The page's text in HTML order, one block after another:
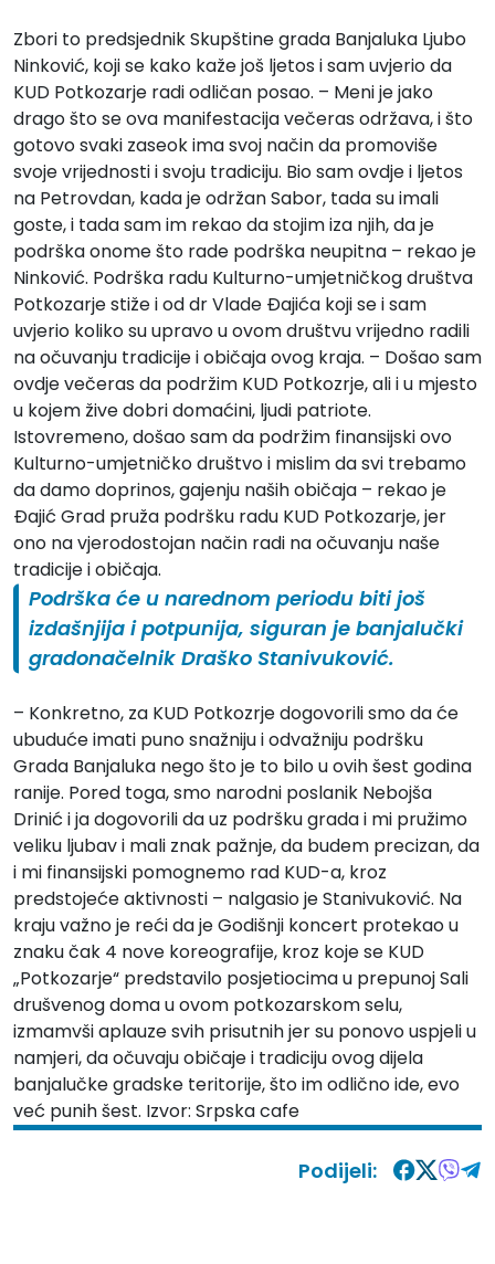
Zbori to predsjednik Skupštine grada Banjaluka Ljubo
Ninković, koji se kako kaže još ljetos i sam uvjerio da
KUD Potkozarje radi odličan posao. – Meni je jako
drago što se ova manifestacija večeras održava, i što
gotovo svaki zaseok ima svoj način da promoviše
svoje vrijednosti i svoju tradiciju. Bio sam ovdje i ljetos
na Petrovdan, kada je održan Sabor, tada su imali
goste, i tada sam im rekao da stojim iza njih, da je
podrška onome što rade podrška neupitna – rekao je
Ninković. Podrška radu Kulturno-umjetničkog društva
Potkozarje stiže i od dr Vlade Đajića koji se i sam
uvjerio koliko su upravo u ovom društvu vrijedno radili
na očuvanju tradicije i običaja ovog kraja. – Došao sam
ovdje večeras da podržim KUD Potkozrje, ali i u mjesto
u kojem žive dobri domaćini, ljudi patriote.
Istovremeno, došao sam da podržim finansijski ovo
Kulturno-umjetničko društvo i mislim da svi trebamo
da damo doprinos, gajenju naših običaja – rekao je
Đajić Grad pruža podršku radu KUD Potkozarje, jer
ono na vjerodostojan način radi na očuvanju naše
tradicije i običaja.
Podrška će u narednom periodu biti još
izdašnjija i potpunija, siguran je banjalučki
gradonačelnik Draško Stanivuković.
– Konkretno, za KUD Potkozrje dogovorili smo da će
ubuduće imati puno snažniju i odvažniju podršku
Grada Banjaluka nego što je to bilo u ovih šest godina
ranije. Pored toga, smo narodni poslanik Nebojša
Drinić i ja dogovorili da uz podršku grada i mi pružimo
veliku ljubav i mali znak pažnje, da budem precizan, da
i mi finansijski pomognemo rad KUD-a, kroz
predstojeće aktivnosti – nalgasio je Stanivuković. Na
kraju važno je reći da je Godišnji koncert protekao u
znaku čak 4 nove koreografije, kroz koje se KUD
„Potkozarje“ predstavilo posjetiocima u prepunoj Sali
drušvenog doma u ovom potkozarskom selu,
izmamvši aplauze svih prisutnih jer su ponovo uspjeli u
namjeri, da očuvaju običaje i tradiciju ovog dijela
banjalučke gradske teritorije, što im odlično ide, evo
već punih šest. Izvor: Srpska cafe
Podijeli: